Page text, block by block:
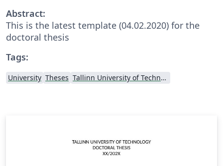
Abstract:
This is the latest template (04.02.2020) for the
doctoral thesis
Tags:
University Theses Tallinn University of Technology